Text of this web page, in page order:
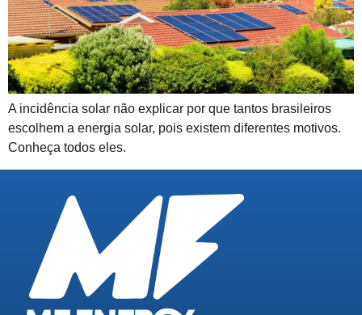
A incidência solar não explicar por que tantos brasileiros
escolhem a energia solar, pois existem diferentes motivos.
Conheça todos eles.